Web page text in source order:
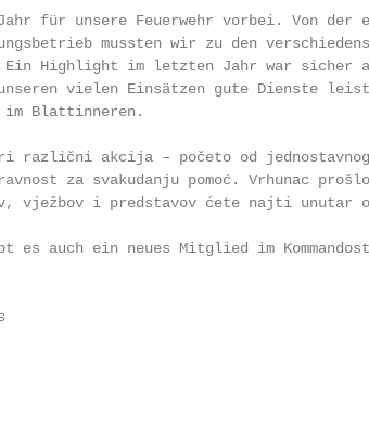
für unsere Feuerwehr vorbei. Von der
mussten wir zu den
Highlight im letzten Jahr war sicher
vielen Einsätzen gute Dienste
im Blattinneren.
različni akcija – početo od
za svakudanju pomoć. Vrhunac
vježbov i predstavov ćete najti unutar
es auch ein neues Mitglied im